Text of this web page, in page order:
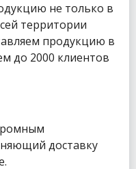
не только в
территории
продукцию в
до 2000 клиентов
доставку